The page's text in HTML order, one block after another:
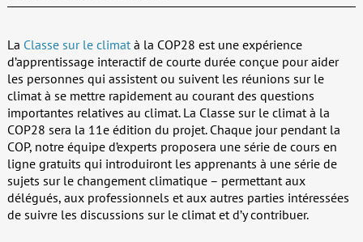
La Classe sur le climatà la COP28 est une expérience
d’apprentissage interactif de courte durée conçue pour aider
les personnes qui assistent ou suivent les réunions sur le
climat à se mettre rapidement au courant des questions
importantes relatives au climat. La Classe sur le climat à la
COP28 sera la 11e édition du projet. Chaque jour pendant la
COP, notre équipe d’experts proposera une série de cours en
ligne gratuits qui introduiront les apprenants à une série de
sujets sur le changement climatique – permettant aux
délégués, aux professionnels et aux autres parties intéressées
de suivre les discussions sur le climat et d’y contribuer.